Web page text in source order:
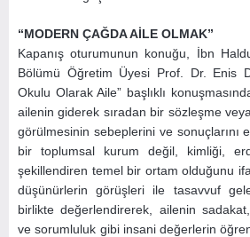
“MODERN ÇAĞDA AİLE OLMAK”
Kapanış oturumunun konuğu, İbn
Bölümü Öğretim Üyesi Prof. Dr. Enis
Okulu Olarak Aile” başlıklı
ailenin giderek sıradan bir sözleşme
görülmesinin sebeplerini ve sonuçlarını
bir toplumsal kurum değil, kimliği,
şekillendiren temel bir ortam olduğunu
düşünürlerin görüşleri ile tasavvuf
birlikte değerlendirerek, ailenin
ve sorumluluk gibi insani değerlerin